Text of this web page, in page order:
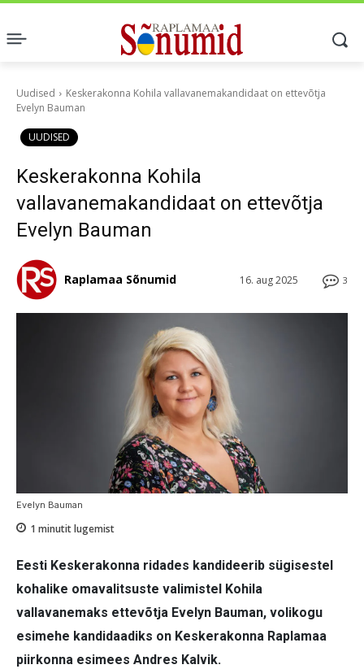
Uudised
Keskerakonna Kohila vallavanemakandidaat on ettevõtja
Evelyn Bauman
UUDISED
Keskerakonna Kohila
vallavanemakandidaat on ettevõtja
Evelyn Bauman
3
16. aug 2025
Raplamaa Sõnumid
Evelyn Bauman
1 minutit lugemist
Eesti Keskerakonna ridades kandideerib sügisestel
kohalike omavalitsuste valimistel Kohila
vallavanemaks ettevõtja Evelyn Bauman, volikogu
esimehe kandidaadiks on Keskerakonna Raplamaa
piirkonna esimees Andres Kalvik.